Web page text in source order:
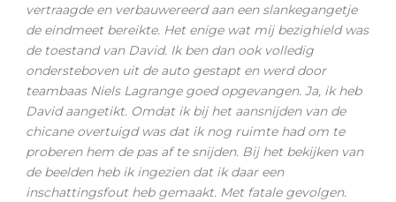
vertraagde en verbauwereerd aan een slankegangetje
de eindmeet bereikte. Het enige wat mij bezighield was
de toestand van David. Ik ben dan ook volledig
ondersteboven uit de auto gestapt en werd door
teambaas Niels Lagrange goed opgevangen. Ja, ik heb
David aangetikt. Omdat ik bij het aansnijden van de
chicane overtuigd was dat ik nog ruimte had om te
proberen hem de pas af te snijden. Bij het bekijken van
de beelden heb ik ingezien dat ik daar een
inschattingsfout heb gemaakt. Met fatale gevolgen.